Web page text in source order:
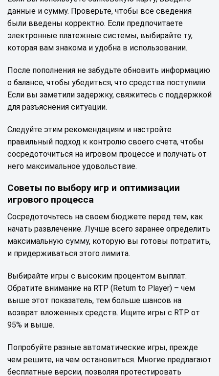
данные и сумму. Проверьте, чтобы все сведения
были введены корректно. Если предпочитаете
электронные платежные системы, выбирайте ту,
которая вам знакома и удобна в использовании.
После пополнения не забудьте обновить информацию
о балансе, чтобы убедиться, что средства поступили.
Если вы заметили задержку, свяжитесь с поддержкой
для разъяснения ситуации.
Следуйте этим рекомендациям и настройте
правильный подход к контролю своего счета, чтобы
сосредоточиться на игровом процессе и получать от
него максимальное удовольствие.
Советы по выбору игр и оптимизации
игрового процесса
Сосредоточьтесь на своем бюджете перед тем, как
начать развлечение. Лучше всего заранее определить
максимальную сумму, которую вы готовы потратить,
и придерживаться этого лимита.
Выбирайте игры с высоким процентом выплат.
Обратите внимание на RTP (Return to Player) – чем
выше этот показатель, тем больше шансов на
возврат вложенных средств. Ищите игры с RTP от
95% и выше.
Попробуйте разные автоматические игры, прежде
чем решите, на чем остановиться. Многие предлагают
бесплатные версии, позволяя протестировать